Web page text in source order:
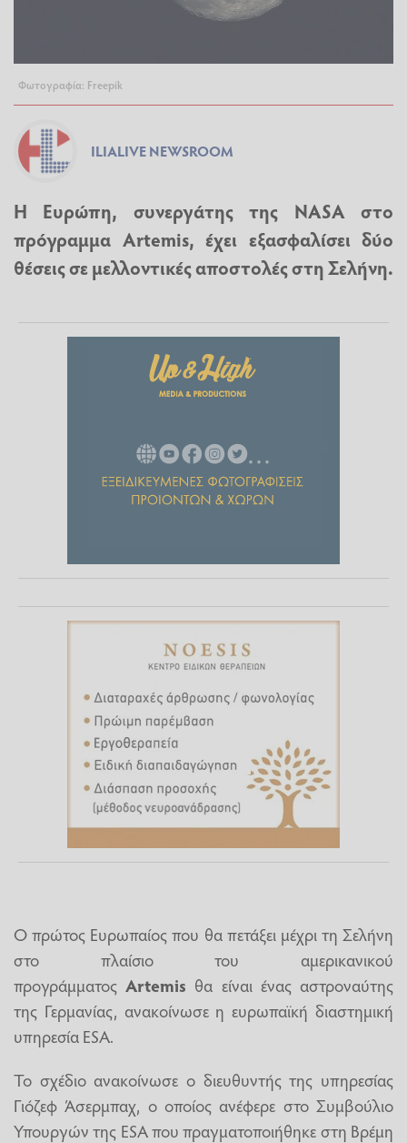
Φωτογραφία: Freepik
ILIALIVE NEWSROOM
Η Ευρώπη, συνεργάτης της NASA στο
πρόγραμμα Artemis, έχει εξασφαλίσει δύο
θέσεις σε μελλοντικές αποστολές στη Σελήνη.
Ο πρώτος Ευρωπαίος που θα πετάξει μέχρι τη Σελήνη
στο πλαίσιο του αμερικανικού
προγράμματοςArtemis θα είναι ένας αστροναύτης
της Γερμανίας, ανακοίνωσε η ευρωπαϊκή διαστημική
υπηρεσία ESA.
Το σχέδιο ανακοίνωσε ο διευθυντής της υπηρεσίας
Γιόζεφ Άσερμπαχ, ο οποίος ανέφερε στο Συμβούλιο
Υπουργών της ESA που πραγματοποιήθηκε στη Βρέμη